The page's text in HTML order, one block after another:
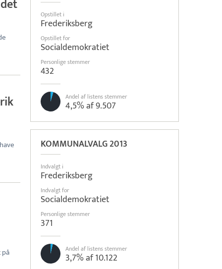
Opstillet i
Frederiksberg
Opstillet for
Socialdemokratiet
Personlige stemmer
432
Andel af listens stemmer
4,5% af 9.507
KOMMUNALVALG 2013
Indvalgt i
Frederiksberg
Indvalgt for
Socialdemokratiet
Personlige stemmer
371
Andel af listens stemmer
3,7% af 10.122